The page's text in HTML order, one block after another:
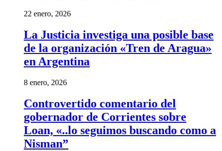
22 enero, 2026
La Justicia investiga una posible base
de la organización «Tren de Aragua»
en Argentina
8 enero, 2026
Controvertido comentario del
gobernador de Corrientes sobre
Loan, «..lo seguimos buscando como a
Nisman”